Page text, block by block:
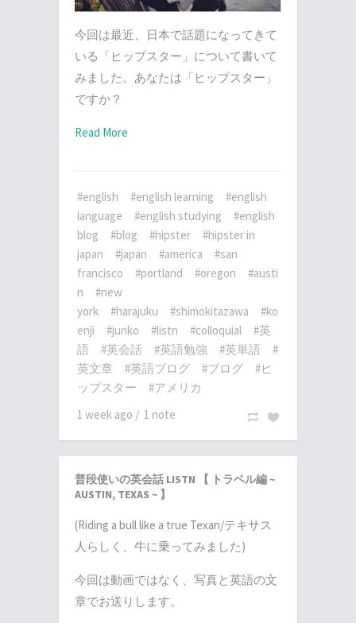
今回は最近、日本で話題になってきて
いる「ヒップスター」について書いて
みました。あなたは「ヒップスター」
ですか？
Read More
#english #english learning
#english
language
#english studying
#english
blog
#blog #hipster
#hipster in
japan
#japan #america
#san
francisco
#portland #oregon
#austi
n
#new
york
#harajuku #shimokitazawa
#ko
enji
#junko #listn #colloquial
#英
語
#英会話 #英語勉強 #英単語
#
英文章
#英語ブログ #ブログ
#ヒ
ップスター
#アメリカ
1 week ago / 1 note
普段使いの英会話 LISTN 【 トラベル編 ~
AUSTIN, TEXAS ~ 】
(Riding a bull like a true Texan/テキサス
人らしく、牛に乗ってみました)
今回は動画ではなく、写真と英語の文
章でお送りします。